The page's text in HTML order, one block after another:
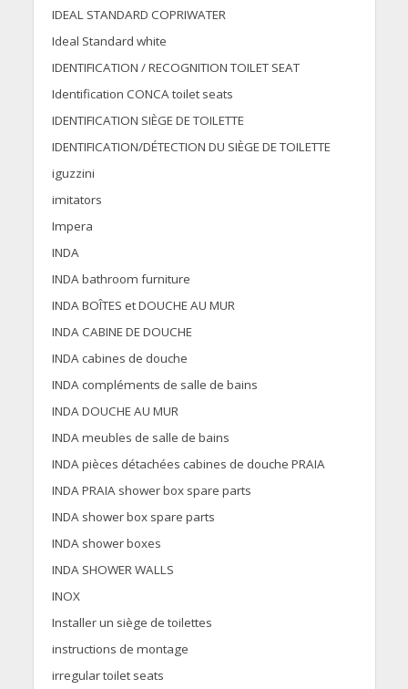
IDEAL STANDARD COPRIWATER
Ideal Standard white
IDENTIFICATION / RECOGNITION TOILET SEAT
Identification CONCA toilet seats
IDENTIFICATION SIÈGE DE TOILETTE
IDENTIFICATION/DÉTECTION DU SIÈGE DE TOILETTE
iguzzini
imitators
Impera
INDA
INDA bathroom furniture
INDA BOÎTES et DOUCHE AU MUR
INDA CABINE DE DOUCHE
INDA cabines de douche
INDA compléments de salle de bains
INDA DOUCHE AU MUR
INDA meubles de salle de bains
INDA pièces détachées cabines de douche PRAIA
INDA PRAIA shower box spare parts
INDA shower box spare parts
INDA shower boxes
INDA SHOWER WALLS
INOX
Installer un siège de toilettes
instructions de montage
irregular toilet seats